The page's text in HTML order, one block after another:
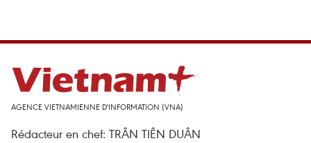
AGENCE VIETNAMIENNE D'INFORMATION (VNA)
Rédacteur en chef: TRÂN TIÊN DUÂN